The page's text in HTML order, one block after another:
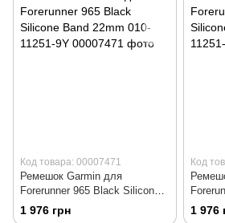
Код товара: 00007471
Ремешок Garmin для
Forerunner 965 Black Silicone
Band 22mm 010-11251-9Y
1 976 грн
Код
Band
1 976